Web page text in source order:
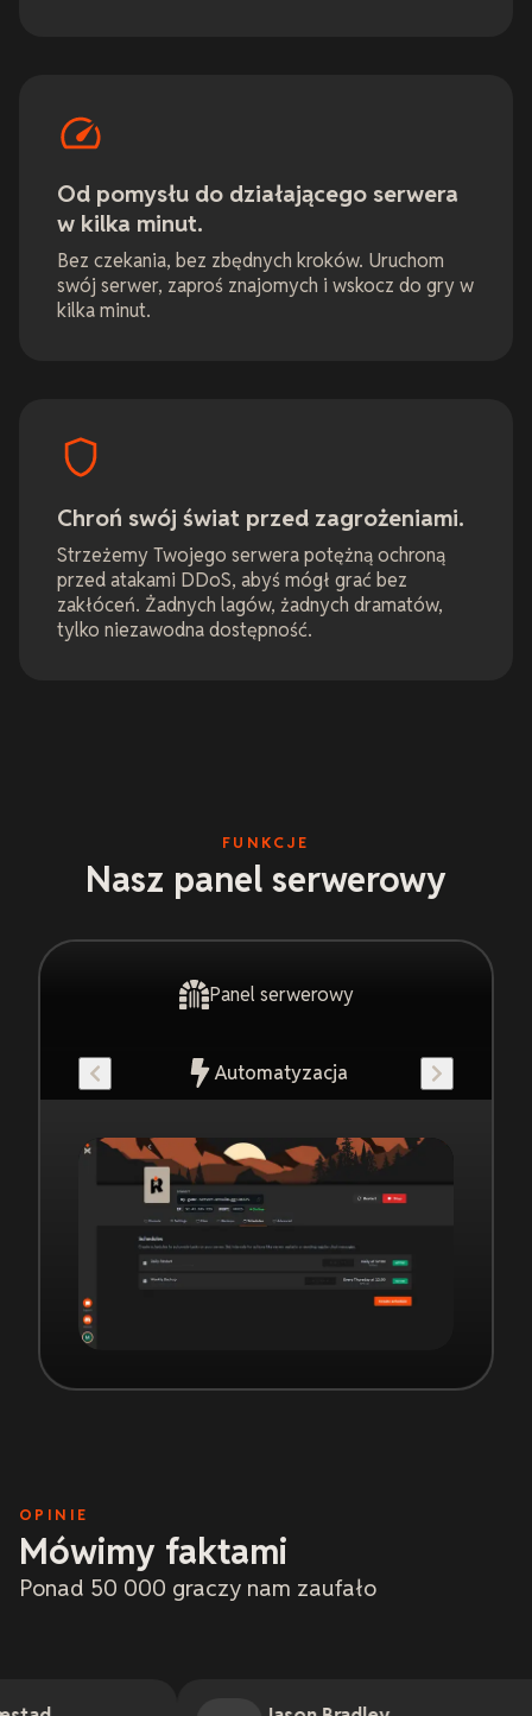
Od pomysłu do działającego serwera
w kilka minut.
Bez czekania, bez zbędnych kroków. Uruchom
swój serwer, zaproś znajomych i wskocz do gry w
kilka minut.
Chroń swój świat przed zagrożeniami.
Strzeżemy Twojego serwera potężną ochroną
przed atakami DDoS, abyś mógł grać bez
zakłóceń. Żadnych lagów, żadnych dramatów,
tylko niezawodna dostępność.
FUNKCJE
Nasz panel serwerowy
Panel serwerowy
Automatyzacja
OPINIE
Mówimy faktami
Ponad 50 000 graczy nam zaufało